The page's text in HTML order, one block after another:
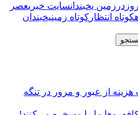
در زمین یخبندانسایت خبریعصر
کوتاه انتظار کوتاه زمینیخبندان
هزینه از عبور و مرور در تنگه